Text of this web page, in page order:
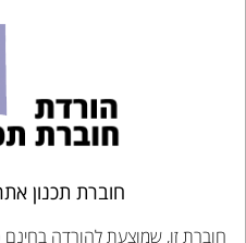
חוברת תכנון